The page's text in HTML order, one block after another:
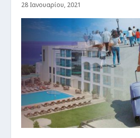
28 Ιανουαρίου, 2021